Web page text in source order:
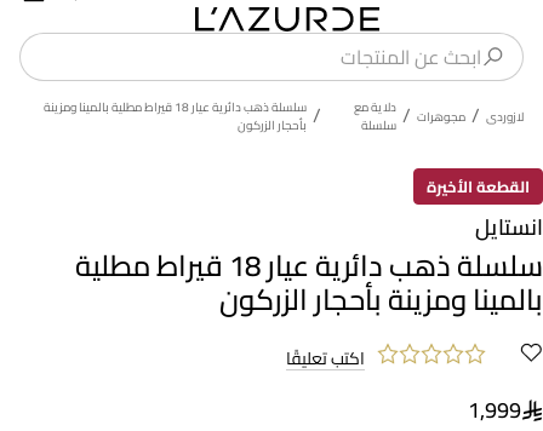
لازوردى / مجوهرات / دلاية مع
سلسلة / سلسلة ذهب دائرية عيار 18 قيراط مطلية بالمينا ومزينة
بأحجار الزركون
القطعة الأخيرة
انستايل
سلسلة ذهب دائرية عيار 18 قيراط مطلية
بالمينا ومزينة بأحجار الزركون
اكتب تعليقًا
1,999